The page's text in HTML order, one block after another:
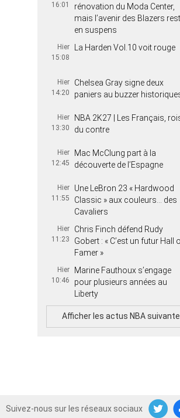
16:01
rénovation du Moda Center,
mais l’avenir des Blazers
en suspens
Hier
15:08
La Harden Vol.10 voit rouge
Hier
14:20
Chelsea Gray signe deux
paniers au buzzer
Hier
13:30
NBA 2K27 | Les Français,
du contre
Hier
12:45
Mac McClung part à la
découverte de l’Espagne
Hier
11:55
Une LeBron 23 « Hardwood
Classic » aux couleurs… des
Cavaliers
Hier
11:23
Chris Finch défend Rudy
Gobert : « C’est un futur Hall
Famer »
Hier
10:46
Marine Fauthoux s’engage
pour plusieurs années au
Liberty
Afficher les actus NBA
Suivez-nous sur les réseaux sociaux
TwitterFacebook